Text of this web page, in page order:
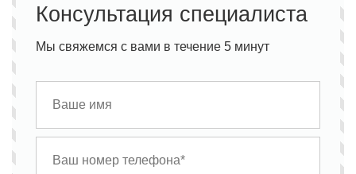
Консультация специалиста
Мы свяжемся с вами в течение 5 минут